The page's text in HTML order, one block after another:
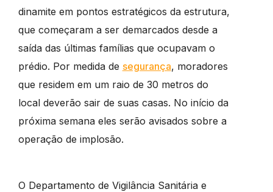
dinamite em pontos estratégicos da estrutura,
que começaram a ser demarcados desde a
saída das últimas famílias que ocupavam o
prédio. Por medida de segurança, moradores
que residem em um raio de 30 metros do
local deverão sair de suas casas. No início da
próxima semana eles serão avisados sobre a
operação de implosão.
O Departamento de Vigilância Sanitária e